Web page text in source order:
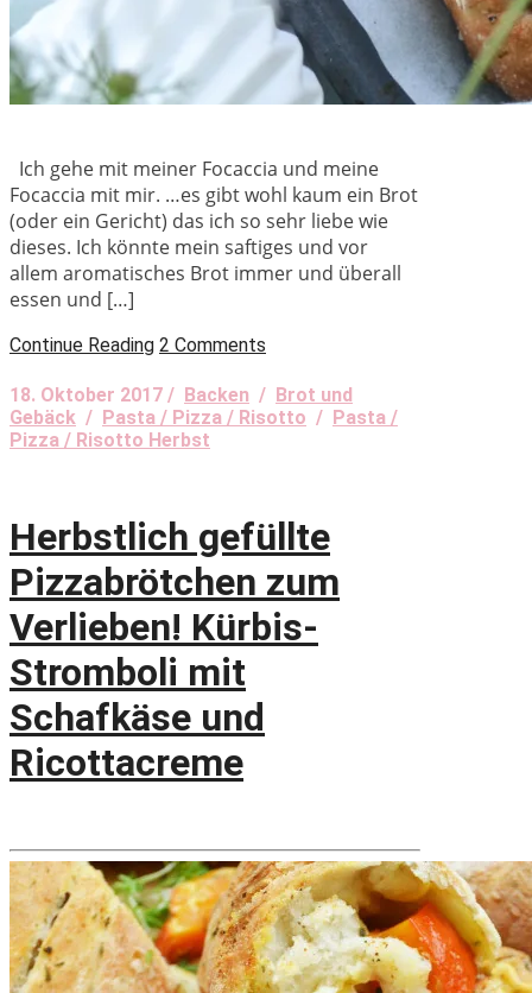
Ich gehe mit meiner Focaccia und meine
Focaccia mit mir. …es gibt wohl kaum ein Brot
(oder ein Gericht) das ich so sehr liebe wie
dieses. Ich könnte mein saftiges und vor
allem aromatisches Brot immer und überall
essen und […]
Continue Reading 2 Comments
18. Oktober 2017 / Backen / Brot und
Gebäck / Pasta / Pizza / Risotto / Pasta /
Pizza / Risotto Herbst
Herbstlich gefüllte
Pizzabrötchen zum
Verlieben! Kürbis-
Stromboli mit
Schafkäse und
Ricottacreme